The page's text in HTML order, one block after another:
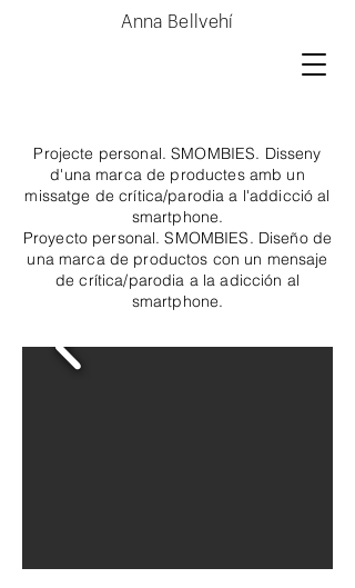
Anna Bellvehí
Projecte personal. SMOMBIES. Disseny
d'una marca de productes amb un
missatge de crítica/parodia a l'addicció al
smartphone.
Proyecto personal. SMOMBIES. Diseño de
una marca de productos con un mensaje
de crítica/parodia a la adicción al
smartphone.